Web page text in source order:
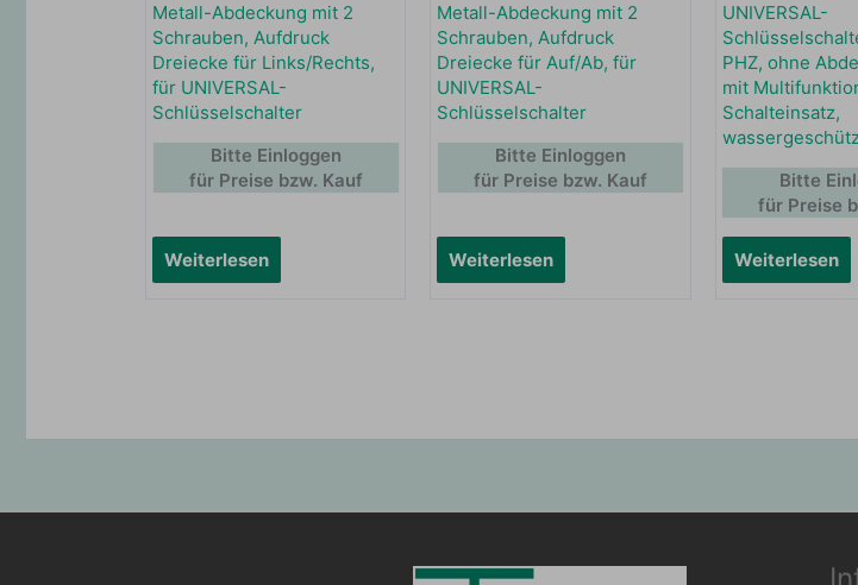
Metall-Abdeckung mit 2
Schrauben, Aufdruck
Dreiecke für Links/Rechts,
für UNIVERSAL-
Schlüsselschalter
Weiterlesen
Bitte Einloggen
für Preise bzw. Kauf
Metall-Abdeckung mit 2
Schrauben, Aufdruck
Dreiecke für Auf/Ab, für
UNIVERSAL-
Schlüsselschalter
Weiterlesen
Bitte Einloggen
für Preise bzw. Kauf
UNIVERSAL-
PHZ, ohne
mit
Schalteinsatz,
Weiterlesen
Bitte
für Preise